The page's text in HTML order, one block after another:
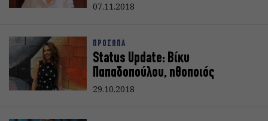
07.11.2018
ΠΡΟΣΩΠΑ
Status Update: Bίκυ
Παπαδοπούλου, ηθοποιός
29.10.2018